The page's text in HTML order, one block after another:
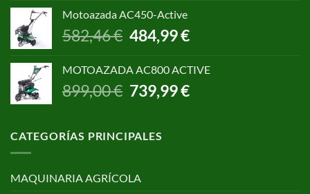
original
650,00 €.
499,00 €.
Motoazada AC450-Active
582,46€
El
precio
era:
582,46 €.
484,99€El
es:
484,99 €.
MOTOAZADA AC800 ACTIVE
899,00€ El
precio
era:
739,99€El
CATEGORÍAS PRINCIPALES
MAQUINARIA AGRÍCOLA